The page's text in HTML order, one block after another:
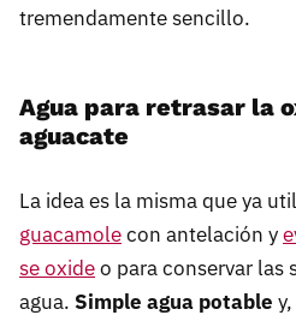
tremendamente sencillo.
Agua para retrasar la
aguacate
La idea es la misma que ya
guacamolecon antelación y
se oxideo para conservar las
agua. Simple agua potable